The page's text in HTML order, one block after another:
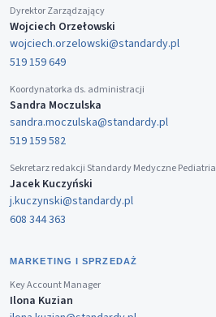
Dyrektor Zarządzający
Wojciech Orzełowski
wojciech.orzelowski@standardy.pl
519 159 649
Koordynatorka ds. administracji
Sandra Moczulska
sandra.moczulska@standardy.pl
519 159 582
Sekretarz redakcji Standardy Medyczne Pediatria
Jacek Kuczyński
j.kuczynski@standardy.pl
608 344 363
MARKETING I SPRZEDAŻ
Key Account Manager
Ilona Kuzian